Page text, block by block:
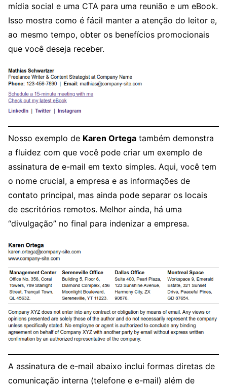
mídia social e uma CTA para uma reunião e um eBook.
Isso mostra como é fácil manter a atenção do leitor e,
ao mesmo tempo, obter os benefícios promocionais
que você deseja receber.
Nosso exemplo de Karen Ortega também demonstra
a fluidez com que você pode criar um exemplo de
assinatura de e-mail em texto simples. Aqui, você tem
o nome crucial, a empresa e as informações de
contato principal, mas ainda pode separar os locais
de escritórios remotos. Melhor ainda, há uma
“divulgação” no final para indenizar a empresa.
A assinatura de e-mail abaixo inclui formas diretas de
comunicação interna (telefone e e-mail) além de